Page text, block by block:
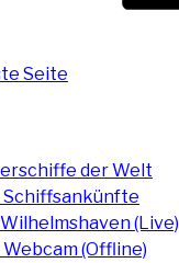
Seite
der Welt
Schiffsankünfte
(Live)
(Offline)